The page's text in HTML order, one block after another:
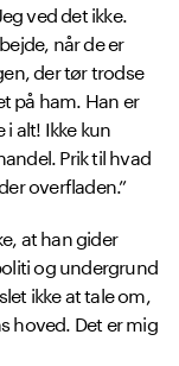
ved det ikke.
når de er
der tør trodse
på ham. Han er
alt! Ikke kun
Prik til hvad
overfladen.”
at han gider
og undergrund
ikke at tale om,
hoved. Det er mig